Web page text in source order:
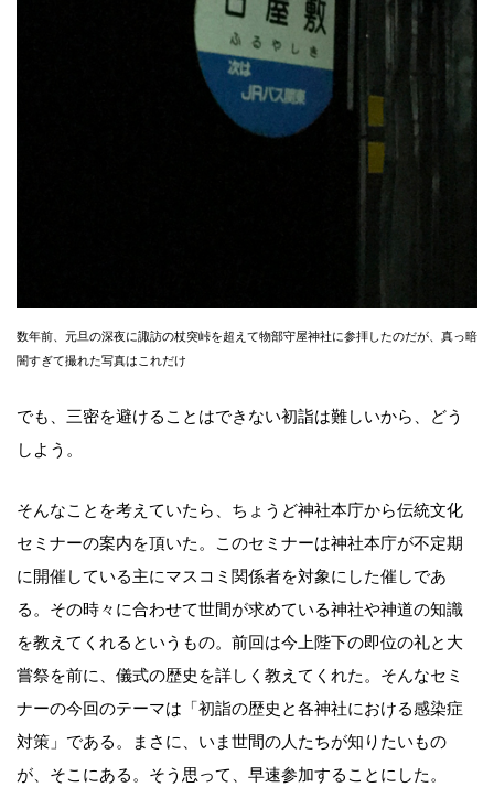
数年前、元旦の深夜に諏訪の杖突峠を超えて物部守屋神社に参拝したのだが、真っ暗
闇すぎて撮れた写真はこれだけ
でも、三密を避けることはできない初詣は難しいから、どう
しよう。
そんなことを考えていたら、ちょうど神社本庁から伝統文化
セミナーの案内を頂いた。このセミナーは神社本庁が不定期
に開催している主にマスコミ関係者を対象にした催しであ
る。その時々に合わせて世間が求めている神社や神道の知識
を教えてくれるというもの。前回は今上陛下の即位の礼と大
嘗祭を前に、儀式の歴史を詳しく教えてくれた。そんなセミ
ナーの今回のテーマは「初詣の歴史と各神社における感染症
対策」である。まさに、いま世間の人たちが知りたいもの
が、そこにある。そう思って、早速参加することにした。